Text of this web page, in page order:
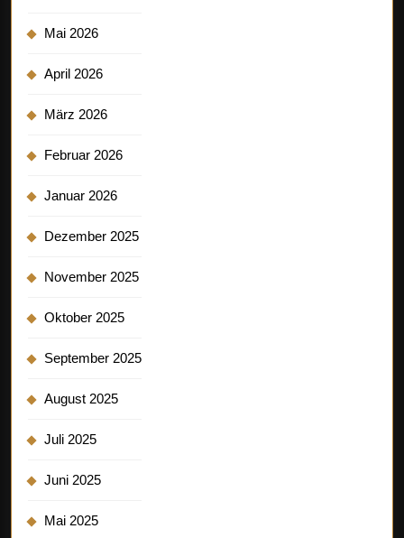
Mai 2026
April 2026
März 2026
Februar 2026
Januar 2026
Dezember 2025
November 2025
Oktober 2025
September 2025
August 2025
Juli 2025
Juni 2025
Mai 2025